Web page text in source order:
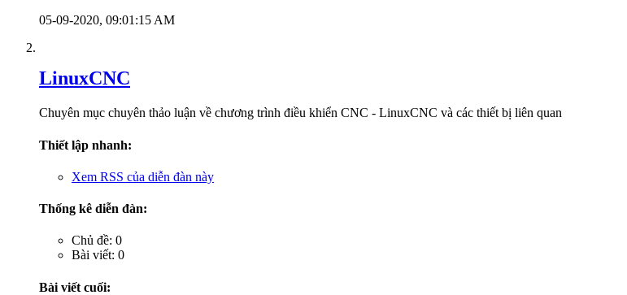
05-09-2020, 09:01:15 AM
LinuxCNC
Chuyên mục chuyên thảo luận về chương trình điều khiển CNC - LinuxCNC và các thiết bị liên quan
Thiết lập nhanh:
Xem RSS của diễn đàn này
Thống kê diễn đàn:
Chủ đề: 0
Bài viết: 0
Bài viết cuối: